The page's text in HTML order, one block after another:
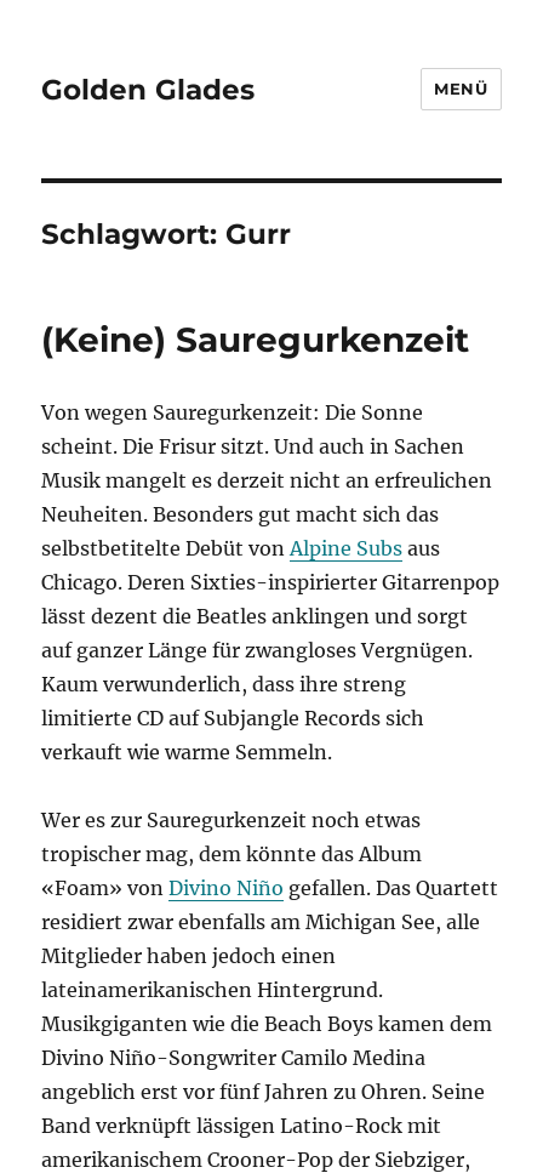
Golden Glades MENÜ
Schlagwort: Gurr
(Keine) Sauregurkenzeit
Von wegen Sauregurkenzeit: Die Sonne
scheint. Die Frisur sitzt. Und auch in Sachen
Musik mangelt es derzeit nicht an erfreulichen
Neuheiten. Besonders gut macht sich das
selbstbetitelte Debüt vonAlpine Subs aus
Chicago. Deren Sixties-inspirierter Gitarrenpop
lässt dezent die Beatles anklingen und sorgt
auf ganzer Länge für zwangloses Vergnügen.
Kaum verwunderlich, dass ihre streng
limitierte CD auf Subjangle Records sich
verkauft wie warme Semmeln.
Wer es zur Sauregurkenzeit noch etwas
tropischer mag, dem könnte das Album
«Foam» vonDivino Niño gefallen. Das Quartett
residiert zwar ebenfalls am Michigan See, alle
Mitglieder haben jedoch einen
lateinamerikanischen Hintergrund.
Musikgiganten wie die Beach Boys kamen dem
Divino Niño-Songwriter Camilo Medina
angeblich erst vor fünf Jahren zu Ohren. Seine
Band verknüpft lässigen Latino-Rock mit
amerikanischem Crooner-Pop der Siebziger,